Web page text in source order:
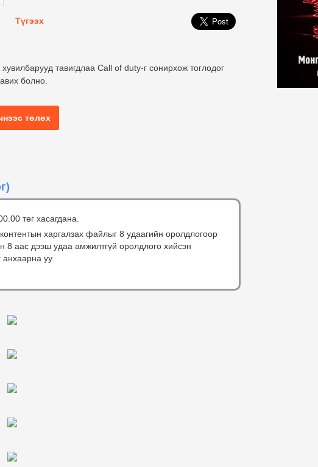
Түгээх
тавигдлаа Call of duty-г сонирхож тоглодог
болно.
төлөх
төг хасагдана.
харгалзах файлыг 8 удаагийн оролдлогоор
8 аас дээш удаа амжилтгүй оролдлого хийсэн
уу.